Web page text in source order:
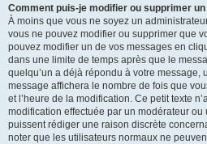
Comment puis-je modifier ou supprimer
À moins que vous ne soyez un
vous ne pouvez modifier ou supprimer que
pouvez modifier un de vos messages en
dans une limite de temps après que le
quelqu’un a déjà répondu à votre message,
message affichera le nombre de fois que
et l’heure de la modification. Ce petit texte
modification effectuée par un modérateur ou
puissent rédiger une raison discrète
noter que les utilisateurs normaux ne